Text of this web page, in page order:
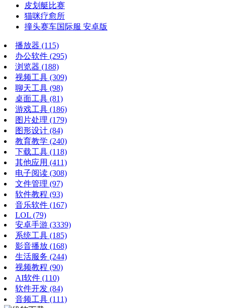
皮划艇比赛
猫咪疗愈所
撞头赛车国际服 安卓版
播放器 (115)
办公软件 (295)
浏览器 (188)
视频工具 (309)
聊天工具 (98)
桌面工具 (81)
游戏工具 (186)
图片处理 (179)
图形设计 (84)
教育教学 (240)
下载工具 (118)
其他应用 (411)
电子阅读 (308)
文件管理 (97)
软件教程 (93)
音乐软件 (167)
LOL (79)
安卓手游 (3339)
系统工具 (185)
影音播放 (168)
生活服务 (244)
视频教程 (90)
AI软件 (110)
软件开发 (84)
音频工具 (111)